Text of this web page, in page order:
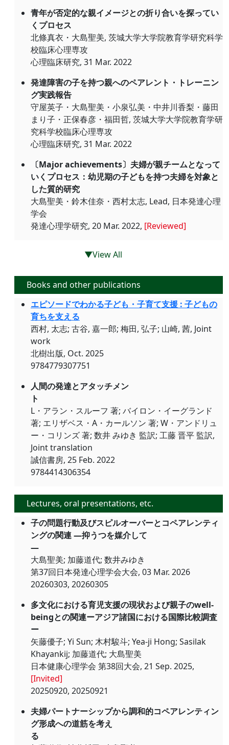
青年が否定的な親イメージとの折り合いを探ってい
くプロセス
北條真衣・大島聖美, 茨城大学大学院教育学研究科学
校臨床心理専攻
心理臨床研究, 31 Mar. 2022
発達障害の子を持つ親へのペアレント・トレーニン
グ実践報告
守屋英子・大島聖美・小泉弘美・中井川香梨・藤田
まり子・正保春彦・福田哲, 茨城大学大学院教育学研
究科学校臨床心理専攻
心理臨床研究, 31 Mar. 2022
〔Major achievements〕夫婦が親チームとなって
いくプロセス：幼児期の子どもを持つ夫婦を対象と
した質的研究
大島聖美・鈴木佳奈・西村太志, Lead, 日本発達心理
学会
発達心理学研究, 20 Mar. 2022, [Reviewed]
▼View All
Books and other publications
エピソードでわかる子ども・子育て支援 : 子どもの
育ちを支える
西村, 太志; 古谷, 嘉一郎; 梅田, 弘子; 山崎, 茜, Joint
work
北樹出版, Oct. 2025
9784779307751
人間の発達とアタッチメン
ト
L・アラン・スルーフ 著; バイロン・イーグランド
著; エリザベス・A・カールソン 著; W・アンドリュ
ー・コリンズ 著; 数井 みゆき 監訳; 工藤 晋平 監訳,
Joint translation
誠信書房, 25 Feb. 2022
9784414306354
Lectures, oral presentations, etc.
子の問題行動及びスピルオーバーとコペアレンティ
ングの関連 ―抑うつを媒介して
―
大島聖美; 加藤道代; 数井みゆき
第37回日本発達心理学会大会, 03 Mar. 2026
20260303, 20260305
多文化における育児支援の現状および親子のwell-
beingとの関連ーアジア諸国における国際比較調査
ー
矢藤優子; Yi Sun; 木村駿斗; Yea-ji Hong; Sasilak
Khayankij; 加藤道代; 大島聖美
日本健康心理学会 第38回大会, 21 Sep. 2025,
[Invited]
20250920, 20250921
夫婦パートナーシップから調和的コペアレンティン
グ形成への道筋を考え
る